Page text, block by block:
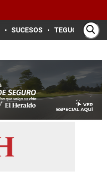
SUCESOS TEGUCIGALPA